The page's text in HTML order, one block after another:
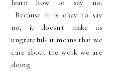
learn how to say no.
Because it is okay to say
no, it doesn't make us
ungrateful- it means that we
care about the work we are
doing.